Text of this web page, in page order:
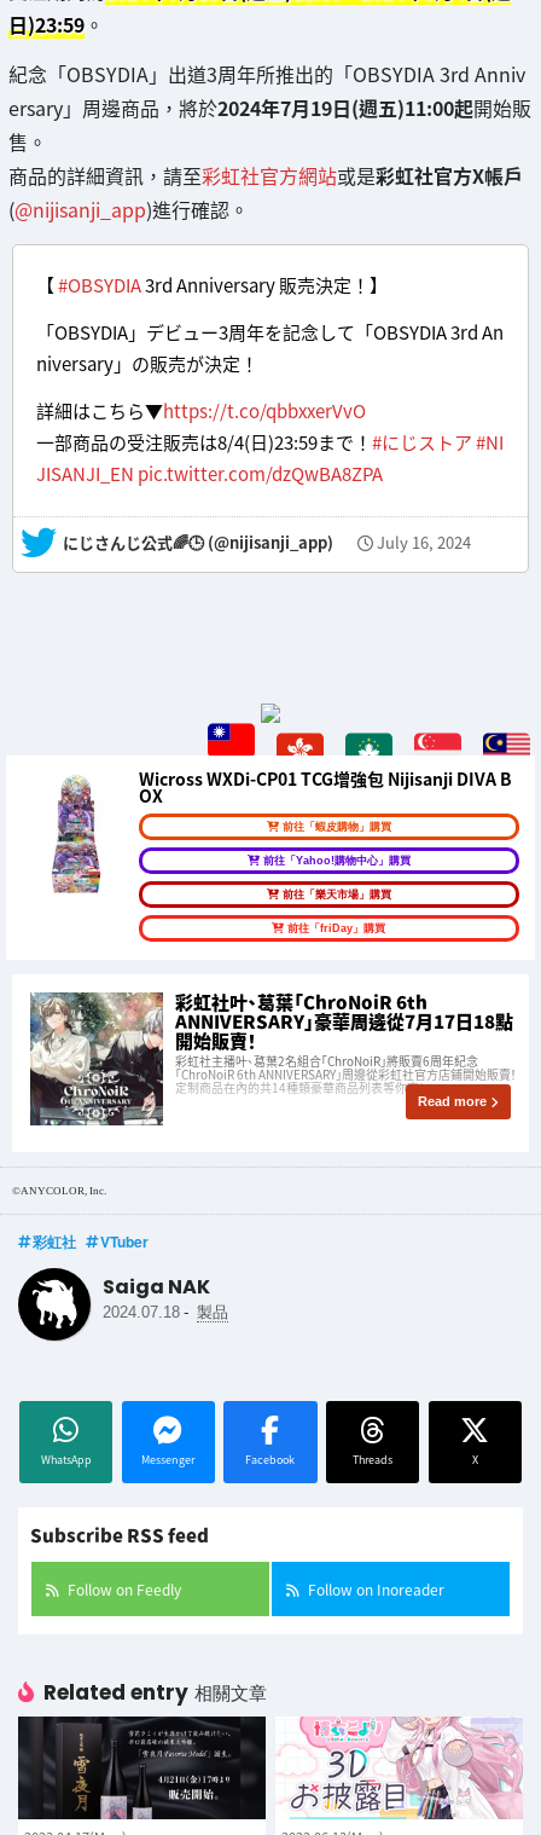
日)23:59 。
紀念「OBSYDIA」出道3周年所推出的「OBSYDIA 3rd Anniv
ersary」周邊商品，將於2024年7月19日(週五)11:00起開始販
售。
商品的詳細資訊，請至彩虹社官方網站或是彩虹社官方X帳戶
(@nijisanji_app)進行確認。
【#OBSYDIA3rd Anniversary 販売決定！】
「OBSYDIA」デビュー3周年を記念して「OBSYDIA 3rd An
niversary」の販売が決定！
詳細はこちら▼https://t.co/qbbxxerVvO
一部商品の受注販売は8/4(日)23:59まで！ #にじストア#NI
JISANJI_EN pic.twitter.com/dzQwBA8ZPA
— にじさんじ公式🌈🕒 (@nijisanji_app) July 16, 2024
Wicross WXDi-CP01 TCG增強包 Nijisanji DIVA B
OX
前往「蝦皮購物」購買
前往「Yahoo!購物中心」購買
前往「樂天市場」購買
前往「friDay」購買
彩虹社叶、葛葉「ChroNoiR 6th
ANNIVERSARY」豪華周邊從7月17日18點
開始販賣！
彩虹社主播叶、葛葉2名組合「ChroNoiR」將販賣6周年紀念
「ChroNoiR 6th ANNIVERSARY」周邊從彩虹社官方店鋪開始販賣！
定制商品在內的共14種類豪華商品列表等你來！
Read more
©︎ANYCOLOR, Inc.
彩虹社 VTuber
Saiga NAK
2024.07.18 - 製品
WhatsApp Messenger Facebook Threads X
Subscribe RSS feed
Follow on Feedly Follow on Inoreader
Related entry 相關文章